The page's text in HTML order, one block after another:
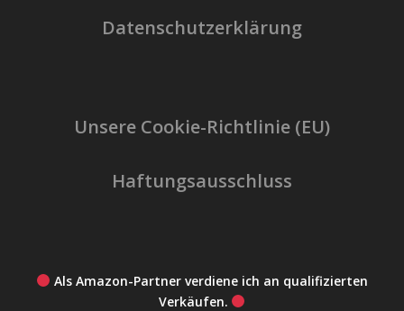
Datenschutzerklärung
Unsere Cookie-Richtlinie (EU)
Haftungsausschluss
Als Amazon-Partner verdiene ich an qualifizierten
Verkäufen.